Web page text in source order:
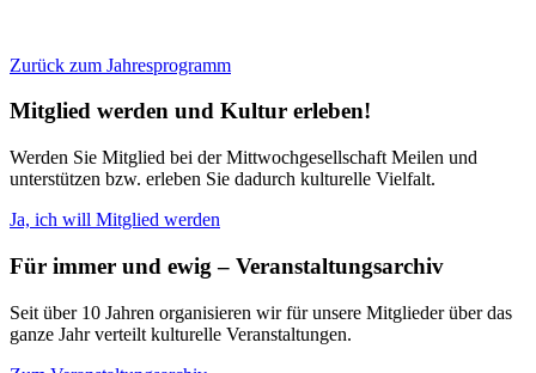
Zurück zum Jahresprogramm
Mitglied werden und Kultur erleben!
Werden Sie Mitglied bei der Mittwochgesellschaft Meilen und
unterstützen bzw. erleben Sie dadurch kulturelle Vielfalt.
Ja, ich will Mitglied werden
Für immer und ewig – Veranstaltungsarchiv
Seit über 10 Jahren organisieren wir für unsere Mitglieder über das
ganze Jahr verteilt kulturelle Veranstaltungen.